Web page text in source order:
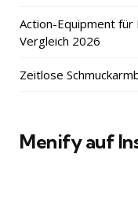
Action-Equipment für
Vergleich 2026
Zeitlose
Menify auf